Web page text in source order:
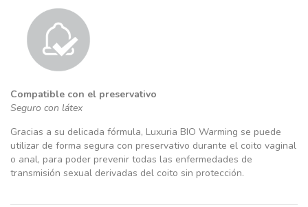
Compatible con el preservativo
Seguro con látex
Gracias a su delicada fórmula, Luxuria BIO Warming se puede
utilizar de forma segura con preservativo durante el coito vaginal
o anal, para poder prevenir todas las enfermedades de
transmisión sexual derivadas del coito sin protección.